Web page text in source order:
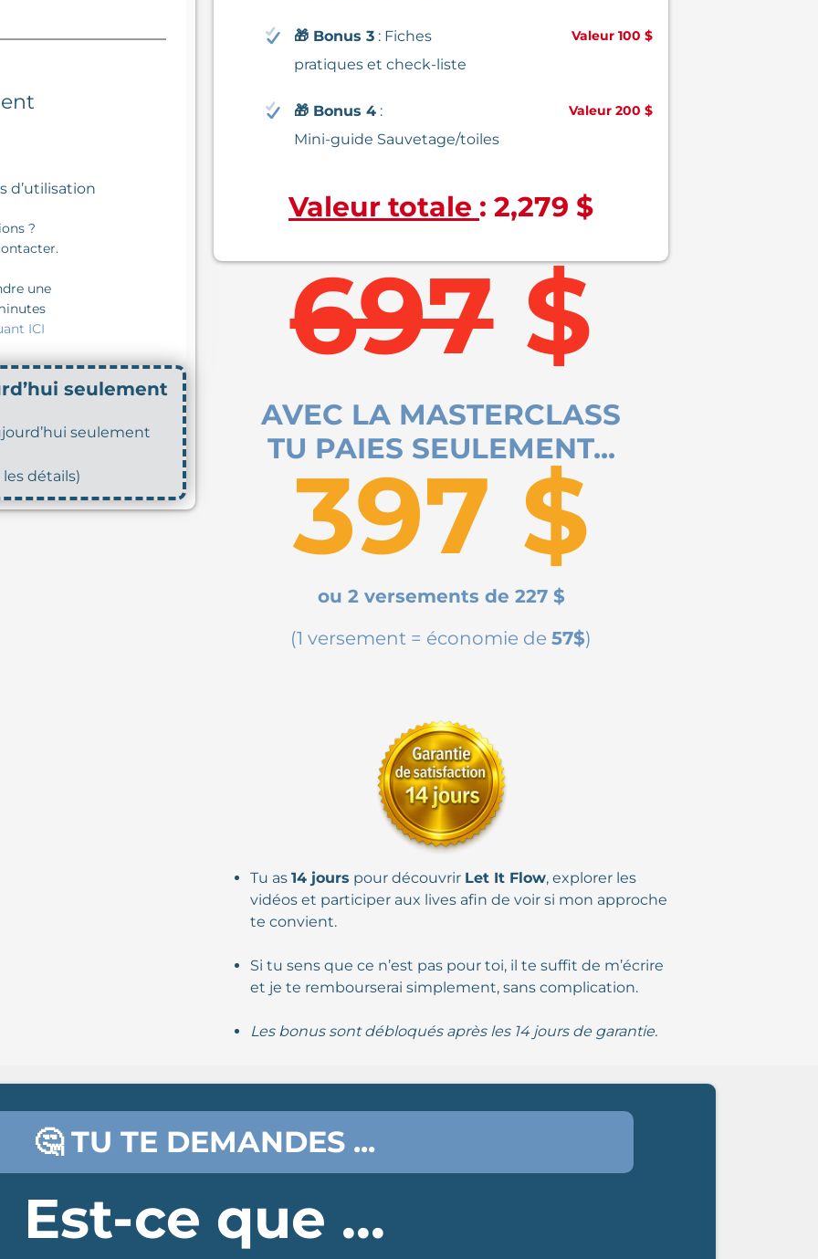
d’utilisation
?
une
ICI
seulement
seulement
détails)
🎁 Bonus 3 : Fiches
pratiques et check-liste
Valeur 100 $
🎁 Bonus 4 :
Mini-guide Sauvetage/toiles
Valeur 200 $
Valeur totale : 2,279 $
697$
AVEC LA MASTERCLASS
TU PAIES SEULEMENT...
397 $
ou 2 versements de 227 $
(1 versement = économie de 57$)
Tu as 14 jours pour découvrir Let It Flow, explorer les
vidéos et participer aux lives afin de voir si mon approche
te convient.
Si tu sens que ce n’est pas pour toi, il te suffit de m’écrire
et je te rembourserai simplement, sans complication.
Les bonus sont débloqués après les 14 jours de garantie.
🤔 TU TE DEMANDES ...
Est-ce que ...